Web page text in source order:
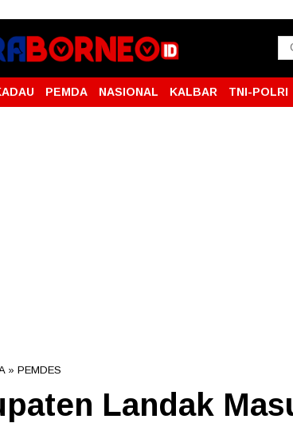
PEMDA NASIONAL KALBAR TNI-POLRI
» PEMDES
Landak